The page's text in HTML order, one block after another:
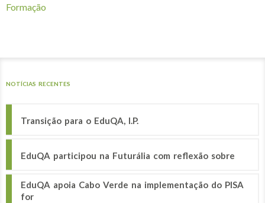
Formação
NOTÍCIAS RECENTES
Transição para o EduQA, I.P.
EduQA participou na Futurália com reflexão sobre
EduQA apoia Cabo Verde na implementação do PISA
for